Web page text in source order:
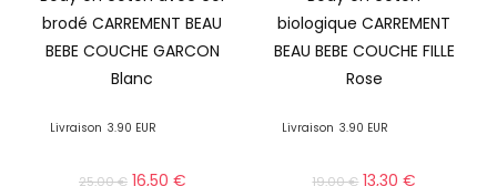
brodé CARREMENT BEAU
BEBE COUCHE GARCON
Blanc
Livraison 3.90 EUR
25,00€ 16,50 €
biologique CARREMENT
BEAU BEBE COUCHE FILLE
Rose
Livraison 3.90 EUR
19,00€ 13,30€